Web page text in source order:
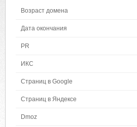
Возраст домена
Дата окончания
PR
ИКС
Страниц в Google
Страниц в Яндексе
Dmoz